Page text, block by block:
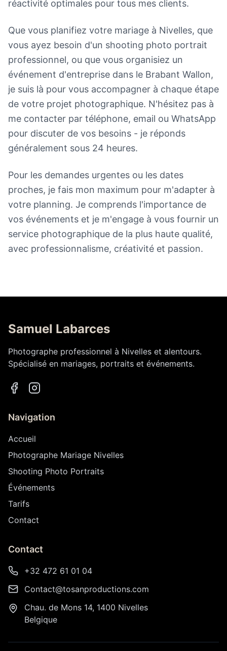
réactivité optimales pour tous mes clients.
Que vous planifiez votre mariage à Nivelles, que
vous ayez besoin d'un shooting photo portrait
professionnel, ou que vous organisiez un
événement d'entreprise dans le Brabant Wallon,
je suis là pour vous accompagner à chaque étape
de votre projet photographique. N'hésitez pas à
me contacter par téléphone, email ou WhatsApp
pour discuter de vos besoins - je réponds
généralement sous 24 heures.
Pour les demandes urgentes ou les dates
proches, je fais mon maximum pour m'adapter à
votre planning. Je comprends l'importance de
vos événements et je m'engage à vous fournir un
service photographique de la plus haute qualité,
avec professionnalisme, créativité et passion.
Samuel Labarces
Photographe professionnel à Nivelles et alentours.
Spécialisé en mariages, portraits et événements.
Navigation
Accueil
Photographe Mariage Nivelles
Shooting Photo Portraits
Événements
Tarifs
Contact
Contact
+32 472 61 01 04
Contact@tosanproductions.com
Chau. de Mons 14, 1400 Nivelles
Belgique